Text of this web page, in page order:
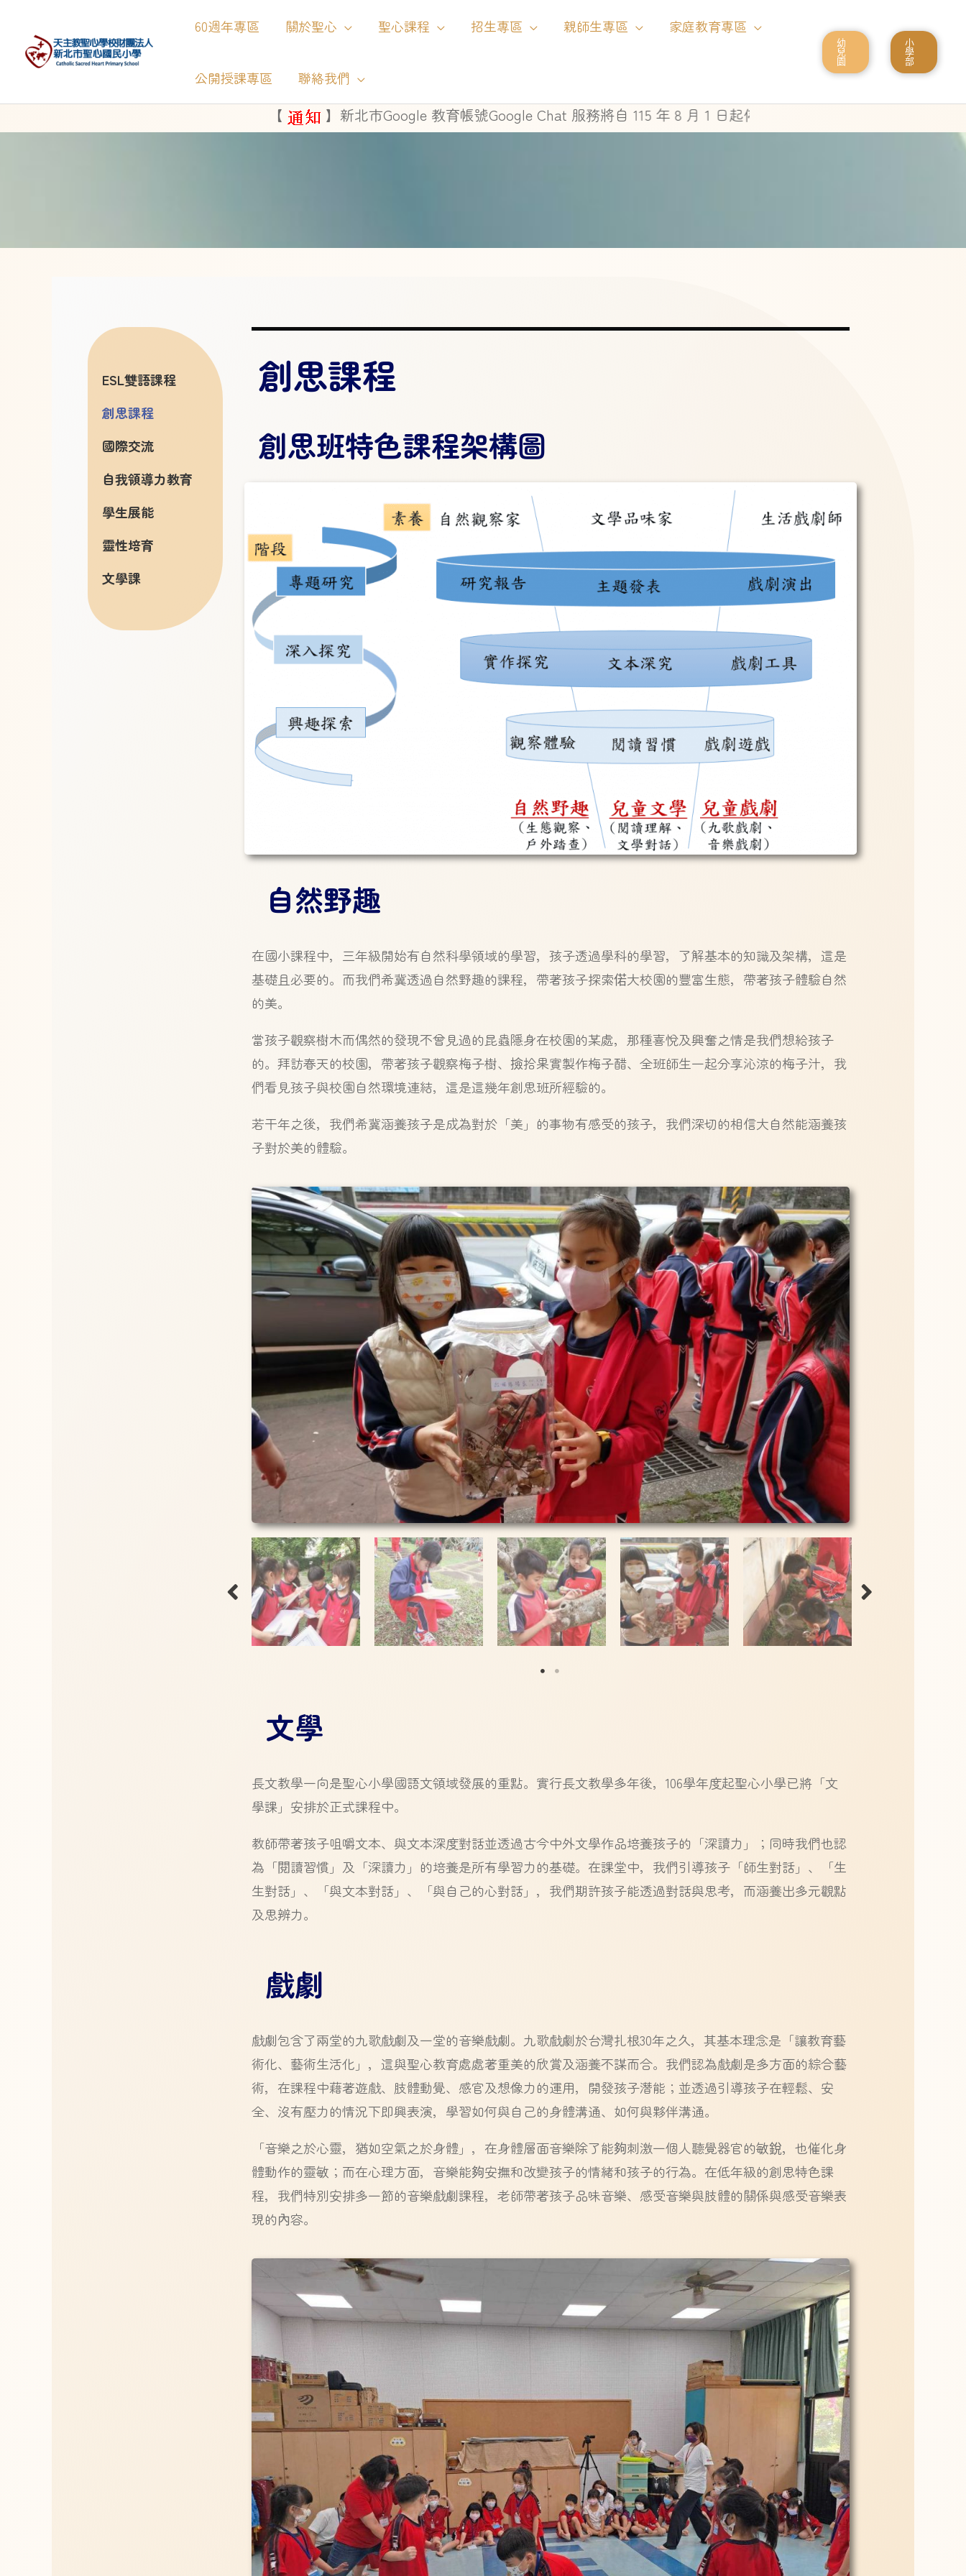
60週年專區 關於聖心 聖心課程 招生專區 親師生專區 家庭教育專區
公開授課專區 聯絡我們
幼
兒
園
小
學
部
新北市Google 教育帳號Google Chat 服務將自 115 年 8 月 1 日起停止使用
ESL雙語課程
創思課程
國際交流
自我領導力教育
學生展能
靈性培育
文學課
創思課程
創思班特色課程架構圖
自然野趣
在國小課程中，三年級開始有自然科學領域的學習，孩子透過學科的學習，了解基本的知識及架構，這是
基礎且必要的。而我們希冀透過自然野趣的課程，帶著孩子探索偌大校園的豐富生態，帶著孩子體驗自然
的美。
當孩子觀察樹木而偶然的發現不曾見過的昆蟲隱身在校園的某處，那種喜悅及興奮之情是我們想給孩子
的。拜訪春天的校園，帶著孩子觀察梅子樹、撿拾果實製作梅子醋、全班師生一起分享沁涼的梅子汁，我
們看見孩子與校園自然環境連結，這是這幾年創思班所經驗的。
若干年之後，我們希冀涵養孩子是成為對於「美」的事物有感受的孩子，我們深切的相信大自然能涵養孩
子對於美的體驗。
文學
長文教學一向是聖心小學國語文領域發展的重點。實行長文教學多年後，106學年度起聖心小學已將「文
學課」安排於正式課程中。
教師帶著孩子咀嚼文本、與文本深度對話並透過古今中外文學作品培養孩子的「深讀力」；同時我們也認
為「閱讀習慣」及「深讀力」的培養是所有學習力的基礎。在課堂中，我們引導孩子「師生對話」、「生
生對話」、「與文本對話」、「與自己的心對話」，我們期許孩子能透過對話與思考，而涵養出多元觀點
及思辨力。
戲劇
戲劇包含了兩堂的九歌戲劇及一堂的音樂戲劇。九歌戲劇於台灣扎根30年之久，其基本理念是「讓教育藝
術化、藝術生活化」，這與聖心教育處處著重美的欣賞及涵養不謀而合。我們認為戲劇是多方面的綜合藝
術，在課程中藉著遊戲、肢體動覺、感官及想像力的運用，開發孩子潛能；並透過引導孩子在輕鬆、安
全、沒有壓力的情況下即興表演，學習如何與自己的身體溝通、如何與夥伴溝通。
「音樂之於心靈，猶如空氣之於身體」，在身體層面音樂除了能夠刺激一個人聽覺器官的敏銳，也催化身
體動作的靈敏；而在心理方面，音樂能夠安撫和改變孩子的情緒和孩子的行為。在低年級的創思特色課
程，我們特別安排多一節的音樂戲劇課程，老師帶著孩子品味音樂、感受音樂與肢體的關係與感受音樂表
現的內容。